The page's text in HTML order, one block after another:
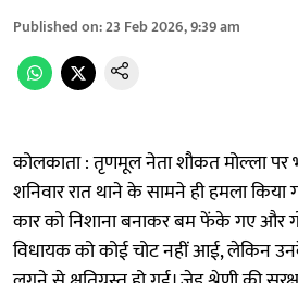
Published on:23 Feb 2026, 9:39 am
कोलकाता : तृणमूल नेता शौकत मोल्ला पर
शनिवार रात थाने के सामने ही हमला
कार को निशाना बनाकर बम फेंके गए और
विधायक को कोई चोट नहीं आई, लेकिन